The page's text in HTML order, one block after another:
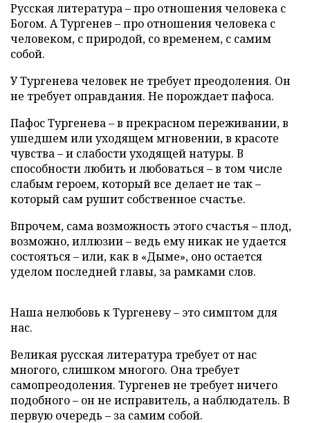
Русская литература – про отношения человека с
Богом. А Тургенев – про отношения человека с
человеком, с природой, со временем, с самим
собой.
У Тургенева человек не требует преодоления. Он
не требует оправдания. Не порождает пафоса.
Пафос Тургенева – в прекрасном переживании, в
ушедшем или уходящем мгновении, в красоте
чувства – и слабости уходящей натуры. В
способности любить и любоваться – в том числе
слабым героем, который все делает не так –
который сам рушит собственное счастье.
Впрочем, сама возможность этого счастья – плод,
возможно, иллюзии – ведь ему никак не удается
состояться – или, как в «Дыме», оно остается
уделом последней главы, за рамками слов.
Наша нелюбовь к Тургеневу – это симптом для
нас.
Великая русская литература требует от нас
многого, слишком многого. Она требует
самопреодоления. Тургенев не требует ничего
подобного – он не исправитель, а наблюдатель. В
первую очередь – за самим собой.